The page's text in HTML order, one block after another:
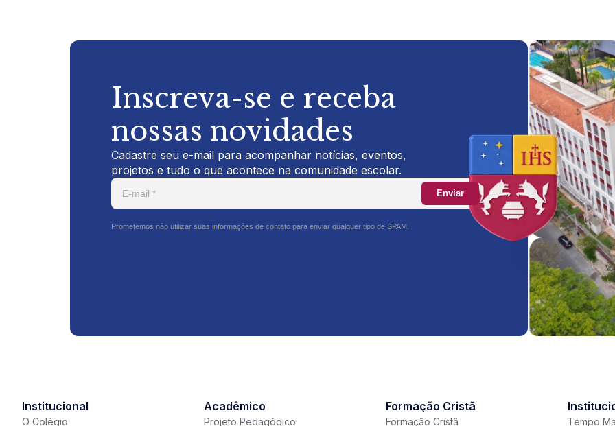
Inscreva-se e receba
nossas novidades
Cadastre seu e-mail para acompanhar notícias, eventos,
projetos e tudo o que acontece na comunidade escolar.
Enviar
Prometemos não utilizar suas informações de contato para enviar qualquer tipo de SPAM.
Institucional
O Colégio
Acadêmico
Projeto Pedagógico
Formação Cristã
Formação Cristã Tempo